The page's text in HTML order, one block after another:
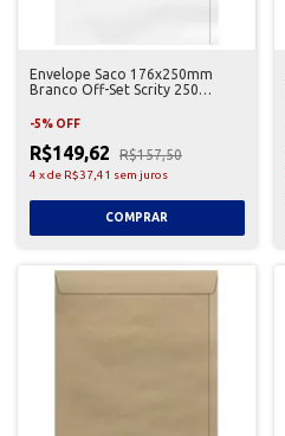
Envelope Saco 176x250mm
Branco Off-Set Scrity 250
-5% OFF
R$149,62 R$157,50
4 xde R$37,41 sem juros